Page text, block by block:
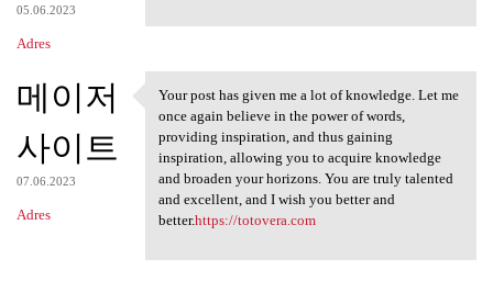
05.06.2023
Adres
메이저
사이트
07.06.2023
Adres
Your post has given me a lot
Your post has given me a lot of knowledge. Let me
once again believe in the power of words,
providing inspiration, and thus gaining
inspiration, allowing you to acquire knowledge
and broaden your horizons. You are truly talented
and excellent, and I wish you better and
better.https://totovera.com